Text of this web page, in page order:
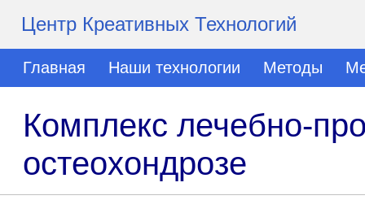
Центр Креативных Технологий
Главная Наши технологии Методы
Комплекс лечебно-
остеохондрозе